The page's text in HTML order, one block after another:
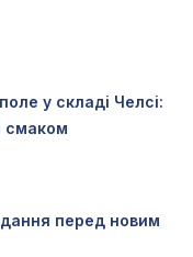
у складі Челсі:
смаком
перед новим